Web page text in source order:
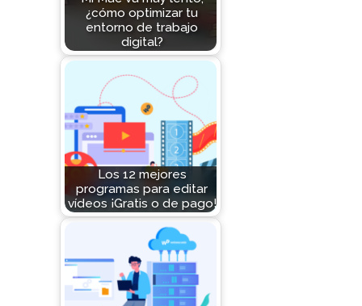
¿cómo optimizar tu
entorno de trabajo
digital?
Los 12 mejores
programas para editar
vídeos ¡Gratis o de pago!